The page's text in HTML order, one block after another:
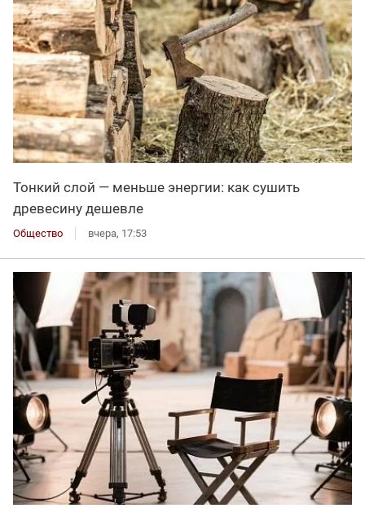
Тонкий слой — меньше энергии: как сушить
древесину дешевле
Общество вчера, 17:53